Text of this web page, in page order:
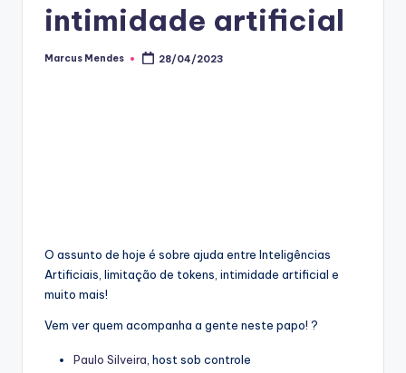
intimidade artificial
Posted
Marcus Mendes 28/04/2023
O assunto de hoje é sobre ajuda entre Inteligências
Artificiais, limitação de tokens, intimidade artificial e
muito mais!
Vem ver quem acompanha a gente neste papo! ?
Paulo Silveira, host sob controle